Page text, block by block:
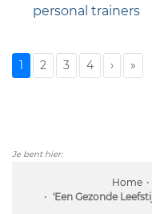
personal trainers
1 2 3 4 › »
Je bent hier:
Home
'Een Gezonde